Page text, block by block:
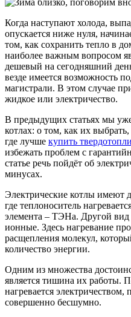
Когда наступают холода,
опускается ниже нуля,
том, как сохранить тепло в
наиболее важным вопросом
дешевый на сегодняшний
везде имеется возможность
магистрали. В этом случае
жидкое или электричество.
В предыдущих статьях мы
котлах: о том, как их
где лучше купить
избежать проблем с
статье речь пойдёт об
минусах.
Электрические котлы имеют
где теплоноситель
элемента – ТЭНа. Другой вид
ионные. Здесь нагревание
расщепления молекул,
количество энергии.
Одним из множества
является тишина их работы.
нагревается электричеством,
совершенно бесшумно.